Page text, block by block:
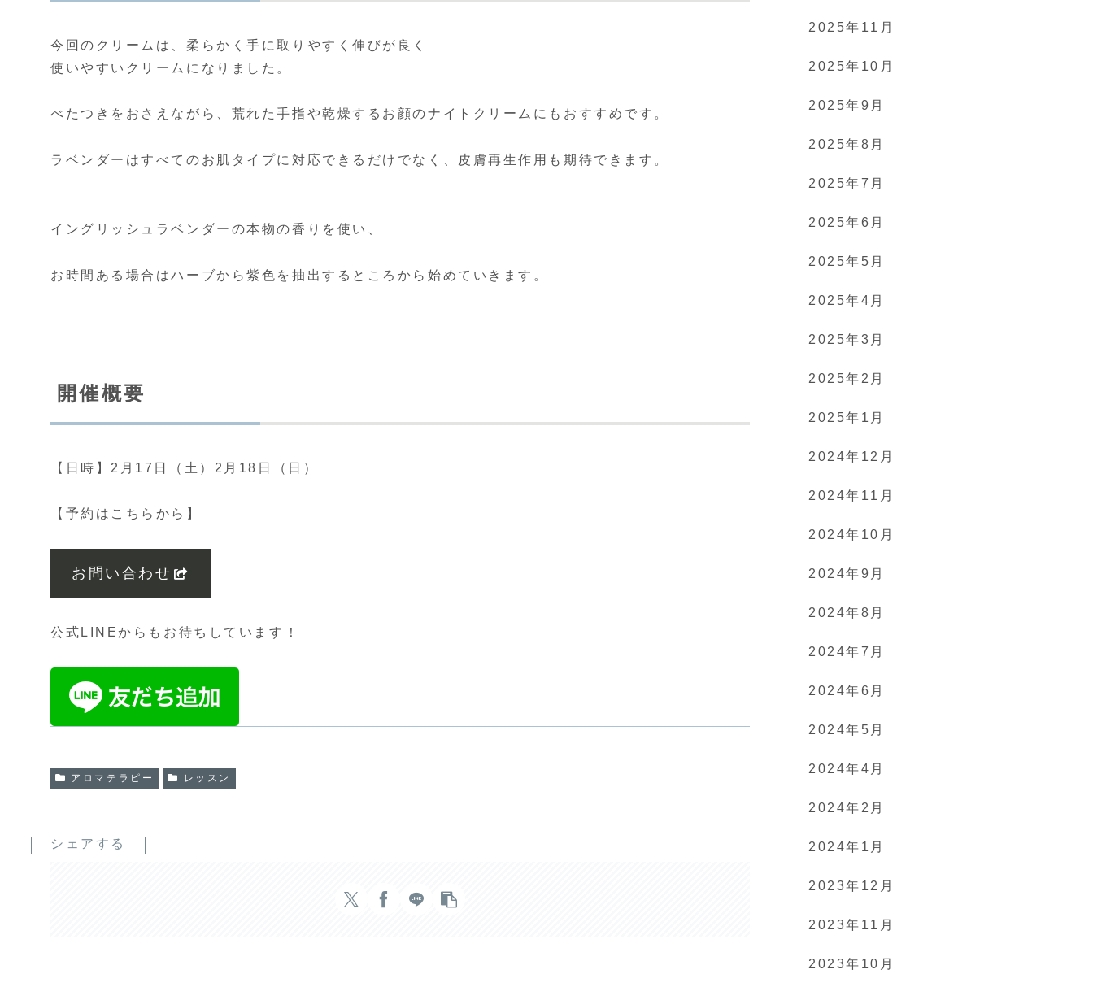
今回のクリームは、柔らかく手に取りやすく伸びが良く
使いやすいクリームになりました。
べたつきをおさえながら、荒れた手指や乾燥するお顔のナイトクリームにもおすすめです。
ラベンダーはすべてのお肌タイプに対応できるだけでなく、皮膚再生作用も期待できます。
イングリッシュラベンダーの本物の香りを使い、
お時間ある場合はハーブから紫色を抽出するところから始めていきます。
開催概要
【日時】2月17日（土）2月18日（日）
【予約はこちらから】
お問い合わせ
公式LINEからもお待ちしています！
アロマテラピー レッスン
シェアする
2025年11月
2025年10月
2025年9月
2025年8月
2025年7月
2025年6月
2025年5月
2025年4月
2025年3月
2025年2月
2025年1月
2024年12月
2024年11月
2024年10月
2024年9月
2024年8月
2024年7月
2024年6月
2024年5月
2024年4月
2024年2月
2024年1月
2023年12月
2023年11月
2023年10月